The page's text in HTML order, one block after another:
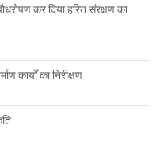
कर दिया हरित संरक्षण का
कार्यों का निरीक्षण